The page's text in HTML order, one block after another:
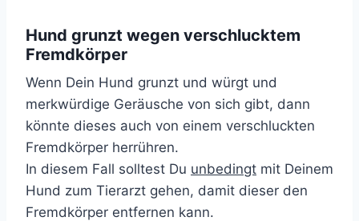
Hund grunzt wegen verschlucktem
Fremdkörper
Wenn Dein Hund grunzt und würgt und
merkwürdige Geräusche von sich gibt, dann
könnte dieses auch von einem verschluckten
Fremdkörper herrühren.
In diesem Fall solltest Du unbedingt mit Deinem
Hund zum Tierarzt gehen, damit dieser den
Fremdkörper entfernen kann.